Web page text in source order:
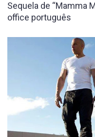
Sequela de “Mamma
office português